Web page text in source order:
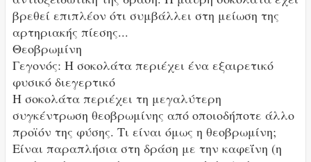
βρεθεί επιπλέον ότι συμβάλλει στη μείωση της
αρτηριακής πίεσης...
Θεοβρωμίνη
Γεγονός: Η σοκολάτα περιέχει ένα εξαιρετικό
φυσικό διεγερτικό
Η σοκολάτα περιέχει τη μεγαλύτερη
συγκέντρωση θεοβρωμίνης από οποιοδήποτε άλλο
προϊόν της φύσης. Τι είναι όμως η θεοβρωμίνη;
Είναι παραπλήσια στη δράση με την καφεΐνη (η